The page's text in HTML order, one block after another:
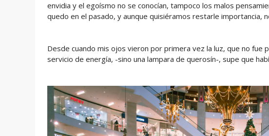
envidia y el egoísmo no se conocían, tampoco los malos
quedo en el pasado, y aunque quisiéramos restarle importancia,
Desde cuando mis ojos vieron por primera vez la luz, que no fue
servicio de energía, -sino una lampara de querosín-, supe que